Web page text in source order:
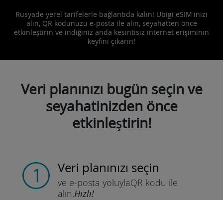
Rusyade yerel tarifelerle bağlantıda kalın! Ubigi eSIM'inizi
alın, QR kodunuzu e-posta ile alın, seyahatten önce
etkinleştirin ve indiğiniz anda kesintisiz internet erişiminin
keyfini çıkarın!
Veri planınızı bugün seçin ve
seyahatinizden önce
etkinleştirin!
Veri planınızı seçin
ve e-posta yoluylaQR kodu ile
alın.Hızlı!